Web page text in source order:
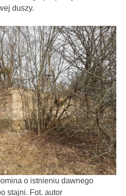
duszy.
o istnieniu dawnego
stajni. Fot. autor